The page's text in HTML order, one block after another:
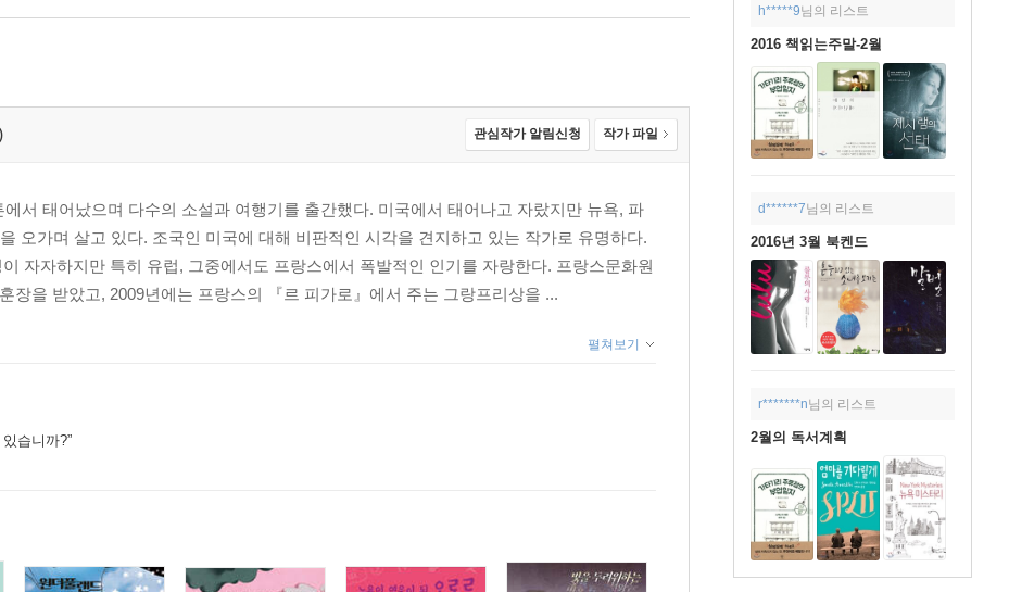
h*****9님의 리스트
2016 책읽는주말-2월
d******7님의 리스트
2016년 3월 북켄드
r*******n님의 리스트
2월의 독서계획
관심작가 알림신청 작가 파일
에서 태어났으며 다수의 소설과 여행기를 출간했다. 미국에서 태어나고 자랐지만 뉴욕, 파
오가며 살고 있다. 조국인 미국에 대해 비판적인 시각을 견지하고 있는 작가로 유명하다.
자자하지만 특히 유럽, 그중에서도 프랑스에서 폭발적인 인기를 자랑한다. 프랑스문화원
장을 받았고, 2009년에는 프랑스의 『르 피가로』에서 주는 그랑프리상을 ...
펼쳐보기
습니까?”